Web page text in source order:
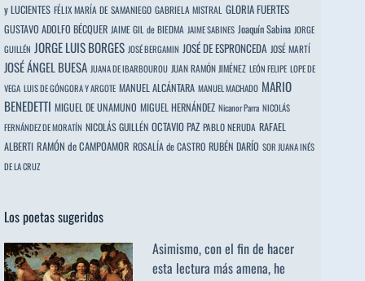
y LUCIENTES FÉLIX MARÍA DE SAMANIEGO GABRIELA MISTRAL GLORIA FUERTES
GUSTAVO ADOLFO BÉCQUER JAIME GIL de BIEDMA JAIME SABINES Joaquín Sabina JORGE
GUILLÉN JORGE LUIS BORGES JOSÉ BERGAMIN JOSÉ DE ESPRONCEDA JOSÉ MARTÍ
JOSÉ ÁNGEL BUESA JUANA DE IBARBOUROU JUAN RAMÓN JIMÉNEZ LEÓN FELIPE LOPE DE
VEGA LUIS DE GÓNGORA Y ARGOTE MANUEL ALCÁNTARA MANUEL MACHADO MARIO
BENEDETTI MIGUEL DE UNAMUNO MIGUEL HERNÁNDEZ Nicanor Parra NICOLÁS
FERNÁNDEZ DE MORATÍN NICOLÁS GUILLÉN OCTAVIO PAZ PABLO NERUDA RAFAEL
ALBERTI RAMÓN de CAMPOAMOR ROSALÍA de CASTRO RUBÉN DARÍO SOR JUANA INÉS
DE LA CRUZ
Los poetas sugeridos
Asimismo, con el fin de hacer
esta lectura más amena, he